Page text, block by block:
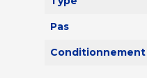
Pas
Conditionnement